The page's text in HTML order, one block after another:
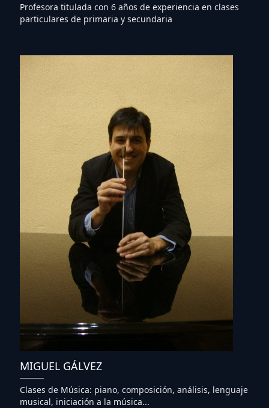
Profesora titulada con 6 años de experiencia en clases
particulares de primaria y secundaria
MIGUEL GÁLVEZ
Clases de Música: piano, composición, análisis, lenguaje
musical, iniciación a la música...